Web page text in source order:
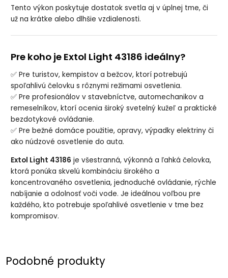
Tento výkon poskytuje dostatok svetla aj v úplnej tme, či
už na krátke alebo dlhšie vzdialenosti.
Pre koho je Extol Light 43186 ideálny?
✅ Pre turistov, kempistov a bežcov, ktorí potrebujú
spoľahlivú čelovku s rôznymi režimami osvetlenia.
✅ Pre profesionálov v stavebníctve, automechanikov a
remeselníkov, ktorí ocenia široký svetelný kužeľ a praktické
bezdotykové ovládanie.
✅ Pre bežné domáce použitie, opravy, výpadky elektriny či
ako núdzové osvetlenie do auta.
Extol Light 43186 je všestranná, výkonná a ľahká čelovka,
ktorá ponúka skvelú kombináciu širokého a
koncentrovaného osvetlenia, jednoduché ovládanie, rýchle
nabíjanie a odolnosť voči vode. Je ideálnou voľbou pre
každého, kto potrebuje spoľahlivé osvetlenie v tme bez
kompromisov.
Podobné produkty